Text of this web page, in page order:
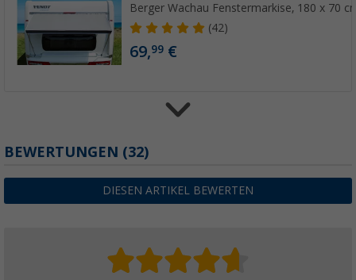
Berger Wachau Fenstermarkise, 180 x 70
(42)
69,99 €
Berger Wachau Fenstermarkise blau/weiß,
83,99€
BEWERTUNGEN (32)
DIESEN ARTIKEL BEWERTEN